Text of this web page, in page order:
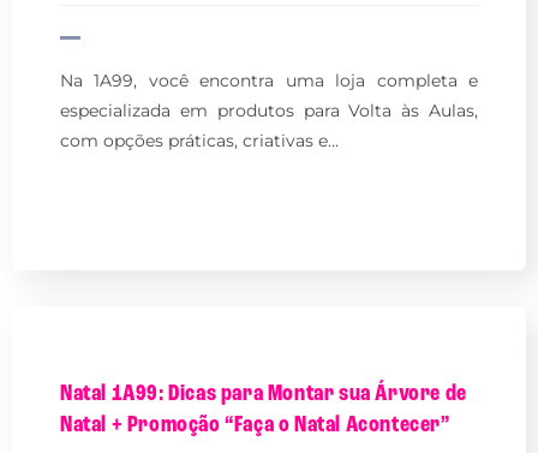
Na 1A99, você encontra uma loja completa e
especializada em produtos para Volta às Aulas,
com opções práticas, criativas e…
Natal 1A99: Dicas para Montar sua Árvore de
Natal + Promoção “Faça o Natal Acontecer”